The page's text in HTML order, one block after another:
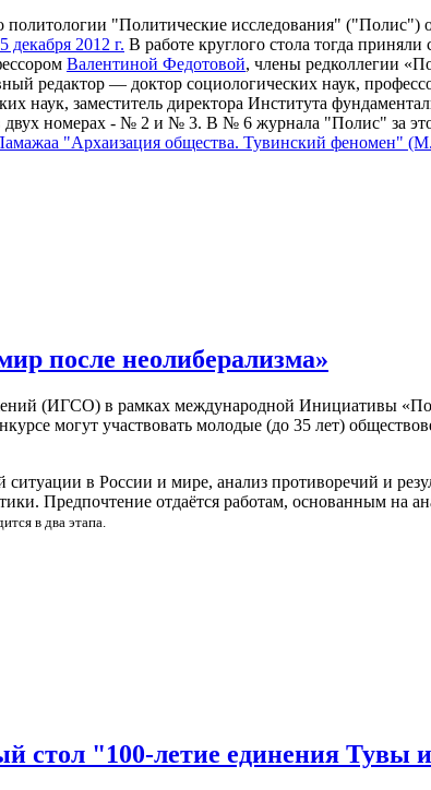
"Политические исследования" ("Полис")
2012 г. В работе круглого стола тогда
Валентиной Федотовой, члены редколлегии
редактор — доктор социологических наук,
наук, заместитель директора Института
номерах - № 2 и № 3. В № 6 журнала "Полис" за
"Архаизация общества. Тувинский феномен"
после неолиберализма»
(ИГСО) в рамках международной Инициативы
могут участвовать молодые (до 35 лет)
в России и мире, анализ противоречий и
Предпочтение отдаётся работам, основанным на
в два этапа.
стол "100-летие единения Тувы